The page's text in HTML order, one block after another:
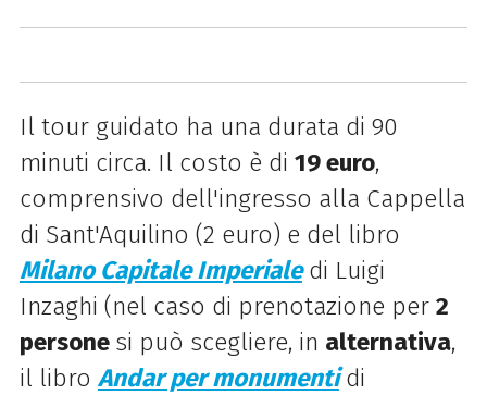
Il tour guidato ha una durata di 90
minuti circa. Il costo è di 19 euro,
comprensivo dell'ingresso alla Cappella
di Sant'Aquilino (2 euro) e del libro
Milano Capitale Imperialedi Luigi
Inzaghi (nel caso di prenotazione per 2
persone si può scegliere, in alternativa,
il libro Andar per monumentidi